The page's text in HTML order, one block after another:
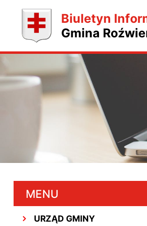
Biuletyn
Gmina
MENU
URZĄD GMINY